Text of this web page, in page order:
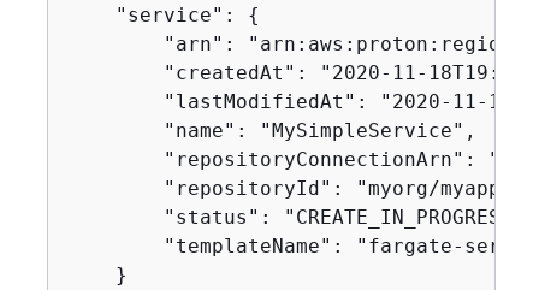
    "service":
{
"arn":
"createdAt": "2020-11-
"lastModifiedAt": "2020-11-
        "name": "MySimpleService",
"repositoryConnectionArn":
        "repositoryId": "myorg/myapp",
        "status": "CREATE_IN_PROGRESS",
"templateName": "fargate-
    }